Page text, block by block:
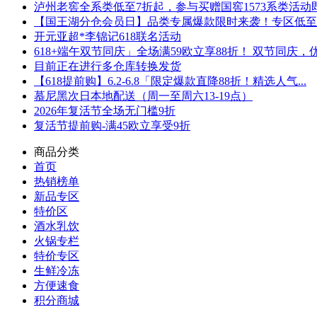
泸州老窖全系类低至7折起，参与买赠国窖1573系类活动
【国王湖分仓会员日】品类专属爆款限时来袭！专区低
开元亚超*李锦记618联名活动
618+端午双节同庆」全场满59欧立享88折！ 双节同庆，
目前正在进行多仓库转换发货
【618提前购】6.2-6.8「限定爆款直降88折！精选人气...
慕尼黑次日本地配送（周一至周六13-19点）
2026年复活节全场无门槛9折
复活节提前购-满45欧立享受9折
商品分类
首页
热销榜单
新品专区
特价区
酒水乳饮
火锅专栏
特价专区
生鲜冷冻
方便速食
积分商城